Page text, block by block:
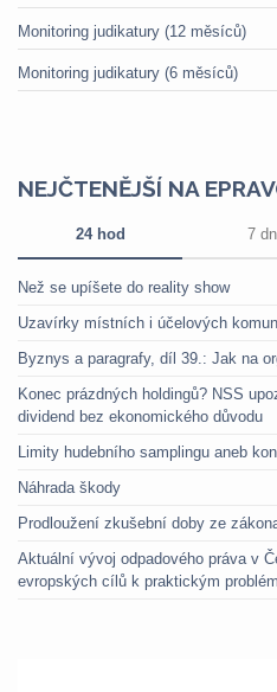
Monitoring judikatury (12 měsíců)
Monitoring judikatury (6 měsíců)
NEJČTENĚJŠÍ NA
24 hod 7
Než se upíšete do reality show
Uzavírky místních i účelových
Byznys a paragrafy, díl 39.: Jak na
Konec prázdných holdingů? NSS
dividend bez ekonomického důvodu
Limity hudebního samplingu aneb
Náhrada škody
Prodloužení zkušební doby ze
Aktuální vývoj odpadového práva v
evropských cílů k praktickým